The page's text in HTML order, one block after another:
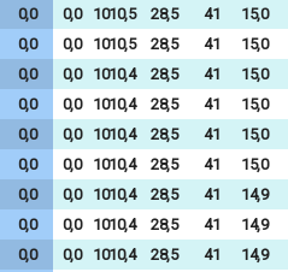
0,0 0,0 1010,5 28,5 41
15,0
0,0 0,0 1010,5 28,5 41
15,0
0,0 0,0 1010,4 28,5 41
15,0
0,0 0,0 1010,4 28,5 41
15,0
0,0 0,0 1010,4 28,5 41
15,0
0,0 0,0 1010,4 28,5 41
15,0
0,0 0,0 1010,4 28,5 41
14,9
0,0 0,0 1010,4 28,5 41
14,9
0,0 0,0 1010,4 28,5 41
14,9